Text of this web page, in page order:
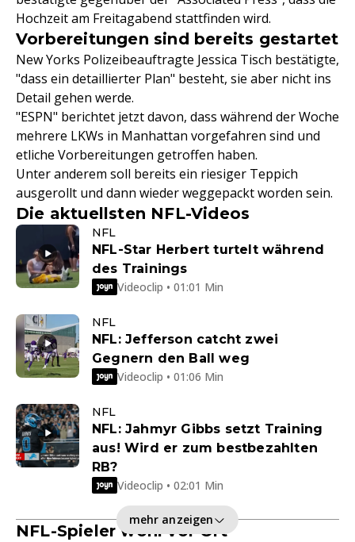
Hochzeit am Freitagabend stattfinden wird.
Vorbereitungen sind bereits gestartet
New Yorks Polizeibeauftragte Jessica Tisch bestätigte,
"dass ein detaillierter Plan" besteht, sie aber nicht ins
Detail gehen werde.
"ESPN" berichtet jetzt davon, dass während der Woche
mehrere LKWs in Manhattan vorgefahren sind und
etliche Vorbereitungen getroffen haben.
Unter anderem soll bereits ein riesiger Teppich
ausgerollt und dann wieder weggepackt worden sein.
Die aktuellsten NFL-Videos
NFL
NFL-Star Herbert turtelt während
des Trainings
Videoclip • 01:01 Min
NFL
NFL: Jefferson catcht zwei
Gegnern den Ball weg
Videoclip • 01:06 Min
NFL
NFL: Jahmyr Gibbs setzt Training
aus! Wird er zum bestbezahlten
RB?
Videoclip • 02:01 Min
mehr anzeigen
NFL-Spieler wohl vor Ort